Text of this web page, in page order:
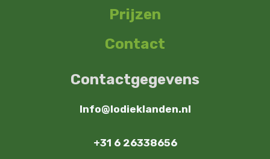
Prijzen
Contact
Contactgegevens
Info@lodieklanden.nl
+31 6 26338656